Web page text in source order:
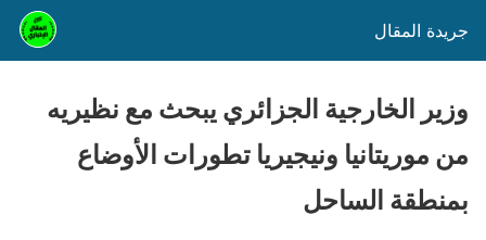
جريدة المقال
وزير الخارجية الجزائري يبحث مع نظيريه
من موريتانيا ونيجيريا تطورات الأوضاع
بمنطقة الساحل